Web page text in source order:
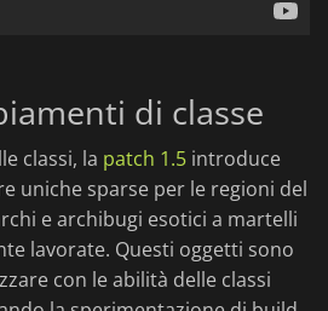
di classe
classi, la patch 1.5 introduce
uniche sparse per le regioni del
e archibugi esotici a martelli
lavorate. Questi oggetti sono
con le abilità delle classi